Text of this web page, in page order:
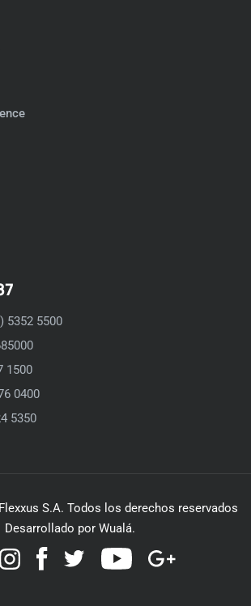
5352 5500
1500
0400
5350
S.A. Todos los derechos reservados
Desarrollado por Wualá.